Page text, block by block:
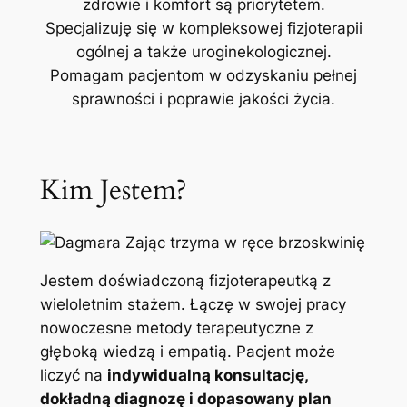
zdrowie i komfort są priorytetem.
Specjalizuję się w kompleksowej fizjoterapii
ogólnej a także uroginekologicznej.
Pomagam pacjentom w odzyskaniu pełnej
sprawności i poprawie jakości życia.
Kim Jestem?
Jestem doświadczoną fizjoterapeutką z
wieloletnim stażem. Łączę w swojej pracy
nowoczesne metody terapeutyczne z
głęboką wiedzą i empatią. Pacjent może
liczyć na indywidualną konsultację,
dokładną diagnozę i dopasowany plan